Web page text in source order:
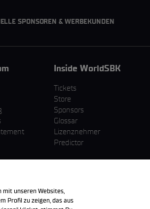
SPONSOREN & WERBEKUNDEN
Inside WorldSBK
Tickets
Store
Sponsors
Glossar
Lizenznehmer
Predictor
mit unseren Websites,
Profil zu zeigen, das aus